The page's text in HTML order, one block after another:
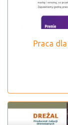
Praca